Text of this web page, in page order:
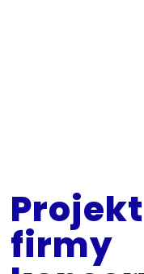
firmy